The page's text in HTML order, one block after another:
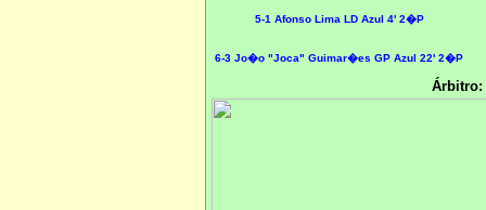
5-1 Afonso Lima LD Azul 4' 2�P
6-3 Jo�o "Joca" Guimar�es GP Azul 22' 2�P
Árbitro: